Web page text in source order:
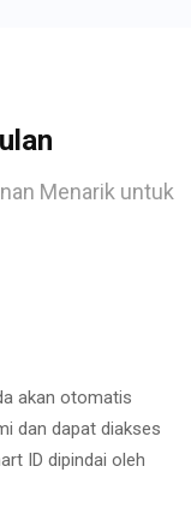
Menarik untuk
akan otomatis
dan dapat diakses
ID dipindai oleh